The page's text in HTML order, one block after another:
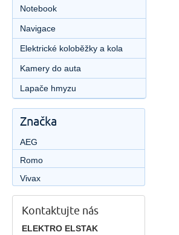
Notebook
Navigace
Elektrické koloběžky a kola
Kamery do auta
Lapače hmyzu
Značka
AEG
Romo
Vivax
Kontaktujte nás
ELEKTRO ELSTAK